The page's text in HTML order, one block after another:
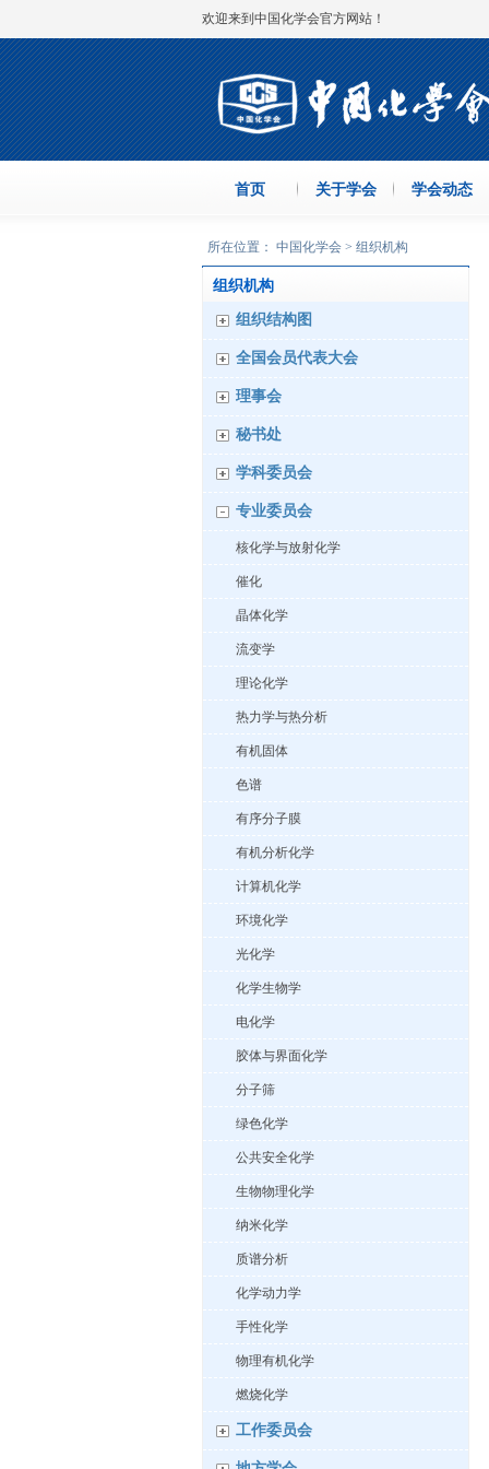
欢迎来到中国化学会官方网站！
首页 关于学会 学会动态
所在位置： 中国化学会 > 组织机构
组织机构
组织结构图
全国会员代表大会
理事会
秘书处
学科委员会
专业委员会
核化学与放射化学
催化
晶体化学
流变学
理论化学
热力学与热分析
有机固体
色谱
有序分子膜
有机分析化学
计算机化学
环境化学
光化学
化学生物学
电化学
胶体与界面化学
分子筛
绿色化学
公共安全化学
生物物理化学
纳米化学
质谱分析
化学动力学
手性化学
物理有机化学
燃烧化学
工作委员会